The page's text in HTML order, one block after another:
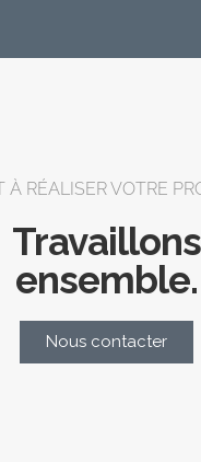
À RÉALISER VOTRE
Travaillons
ensemble.
Nous contacter